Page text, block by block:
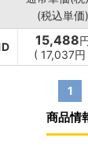
(税込単価)
15,488
( 17,037円
1
商品情